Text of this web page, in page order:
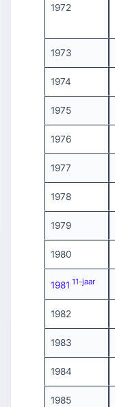
1972
1973
1974
1975
1976
1977
1978
1979
1980
1981 11-jaar
1982
1983
1984
1985